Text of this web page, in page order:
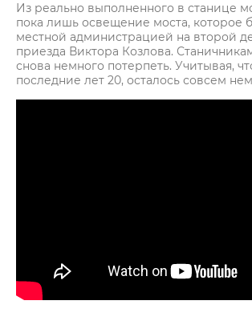
Из реально выполненного в станице
пока лишь освещение моста, которое
местной администрацией на второй
приезда Виктора Козлова.
снова немного потерпеть. Учитывая,
последние лет 20, осталось совсем